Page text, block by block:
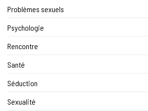
Problèmes sexuels
Psychologie
Rencontre
Santé
Séduction
Sexualité